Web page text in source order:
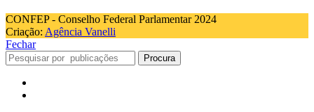
CONFEP - Conselho Federal Parlamentar 2024
Criação: Agência Vanelli
Fechar
Procura